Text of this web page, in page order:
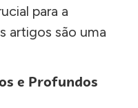
para a
artigos são uma
e Profundos